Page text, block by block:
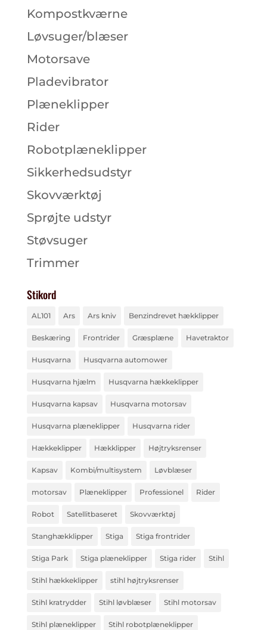
Kompostkværne
Løvsuger/blæser
Motorsave
Pladevibrator
Plæneklipper
Rider
Robotplæneklipper
Sikkerhedsudstyr
Skovværktøj
Sprøjte udstyr
Støvsuger
Trimmer
Stikord
AL101 Ars Ars kniv Benzindrevet hækklipper
Beskæring Frontrider Græsplæne Havetraktor
Husqvarna Husqvarna automower
Husqvarna hjælm Husqvarna hækkeklipper
Husqvarna kapsav Husqvarna motorsav
Husqvarna plæneklipper Husqvarna rider
Hækkeklipper Hækklipper Højtryksrenser
Kapsav Kombi/multisystem Løvblæser
motorsav Plæneklipper Professionel Rider
Robot Satellitbaseret Skovværktøj
Stanghækklipper Stiga Stiga frontrider
Stiga Park Stiga plæneklipper Stiga rider Stihl
Stihl hækkeklipper stihl højtryksrenser
Stihl kratrydder Stihl løvblæser Stihl motorsav
Stihl plæneklipper Stihl robotplæneklipper